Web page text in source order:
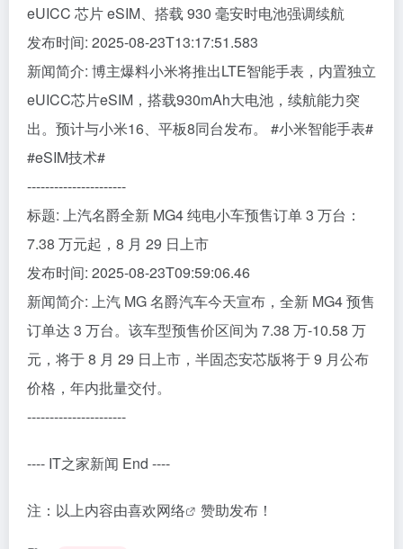
eUICC 芯片 eSIM、搭载 930 毫安时电池强调续航
发布时间: 2025-08-23T13:17:51.583
新闻简介: 博主爆料小米将推出LTE智能手表，内置独立
eUICC芯片eSIM，搭载930mAh大电池，续航能力突
出。预计与小米16、平板8同台发布。 #小米智能手表#
#eSIM技术#
----------------------
标题: 上汽名爵全新 MG4 纯电小车预售订单 3 万台：
7.38 万元起，8 月 29 日上市
发布时间: 2025-08-23T09:59:06.46
新闻简介: 上汽 MG 名爵汽车今天宣布，全新 MG4 预售
订单达 3 万台。该车型预售价区间为 7.38 万-10.58 万
元，将于 8 月 29 日上市，半固态安芯版将于 9 月公布
价格，年内批量交付。
----------------------
---- IT之家新闻 End ----
注：以上内容由喜欢网络 赞助发布！